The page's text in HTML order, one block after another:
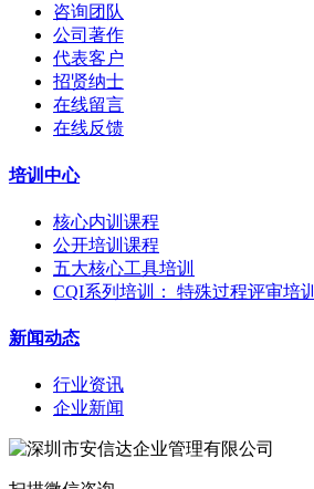
咨询团队
公司著作
代表客户
招贤纳士
在线留言
在线反馈
培训中心
核心内训课程
公开培训课程
五大核心工具培训
CQI系列培训： 特殊过程评审培训
新闻动态
行业资讯
企业新闻